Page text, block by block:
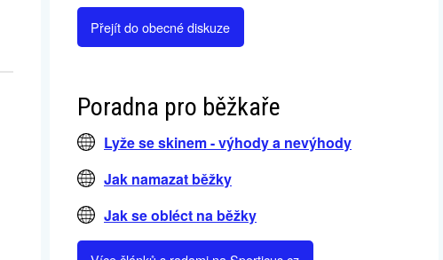
Přejít do obecné diskuze
Poradna pro běžkaře
Lyže se skinem - výhody a nevýhody
Jak namazat běžky
Jak se obléct na běžky